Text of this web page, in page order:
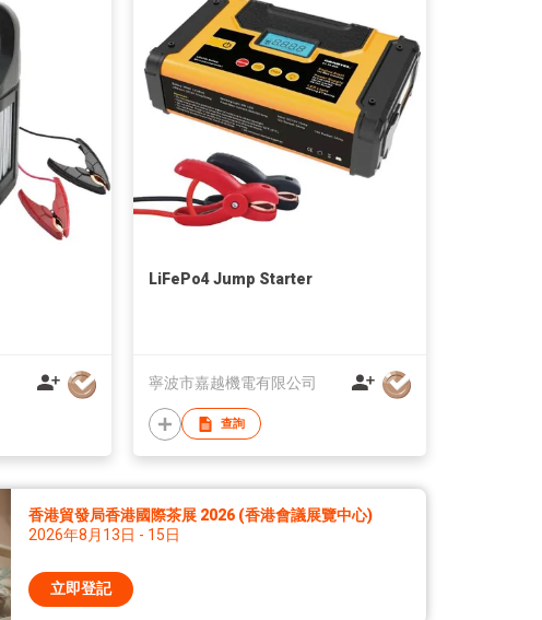
LiFePo4 Jump Starter
寧波市嘉越機電有限公司
查詢
香港貿發局香港國際茶展 2026 (香港會議展覽中心)
2026年8月13日 - 15日
立即登記